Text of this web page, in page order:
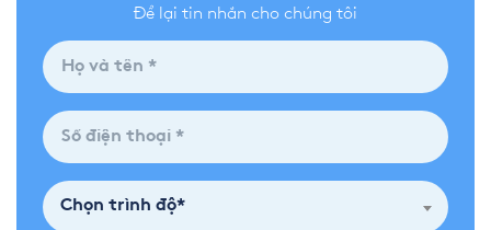
Để lại tin nhắn cho chúng tôi
Chọn trình độ*